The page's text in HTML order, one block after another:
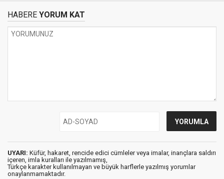
HABERE YORUM KAT
UYARI: Küfür, hakaret, rencide edici cümleler veya imalar, inançlara saldırı
içeren, imla kuralları ile yazılmamış,
Türkçe karakter kullanılmayan ve büyük harflerle yazılmış yorumlar
onaylanmamaktadır.